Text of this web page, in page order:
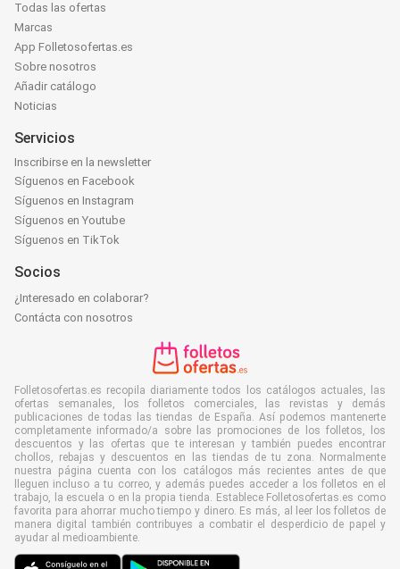
Todas las ofertas
Marcas
App Folletosofertas.es
Sobre nosotros
Añadir catálogo
Noticias
Servicios
Inscribirse en la newsletter
Síguenos en Facebook
Síguenos en Instagram
Síguenos en Youtube
Síguenos en TikTok
Socios
¿Interesado en colaborar?
Contácta con nosotros
Folletosofertas.es recopila diariamente todos los catálogos actuales, las
ofertas semanales, los folletos comerciales, las revistas y demás
publicaciones de todas las tiendas de España. Así podemos mantenerte
completamente informado/a sobre las promociones de los folletos, los
descuentos y las ofertas que te interesan y también puedes encontrar
chollos, rebajas y descuentos en las tiendas de tu zona. Normalmente
nuestra página cuenta con los catálogos más recientes antes de que
lleguen incluso a tu correo, y además puedes acceder a los folletos en el
trabajo, la escuela o en la propia tienda. Establece Folletosofertas.es como
favorita para ahorrar mucho tiempo y dinero. Es más, al leer los folletos de
manera digital también contribuyes a combatir el desperdicio de papel y
ayudar al medioambiente.